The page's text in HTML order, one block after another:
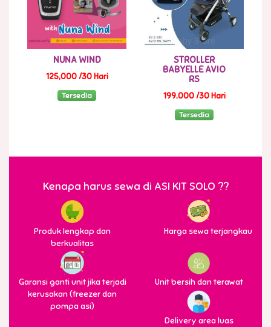
NUNA WIND
125,000 /30 Hari
Tersedia
STROLLER
BABYELLE AVIO
RS
199,000 /30 Hari
Tersedia
Kenapa harus sewa di ASI KIT SOLO ??
Produk lengkap dan
berkualitas
Harga sewa terjangkau
Garansi ganti unit jika terjadi
kerusakan (freezer dan
pompa asi)
Unit bersih dan terawat
Delivery area luas